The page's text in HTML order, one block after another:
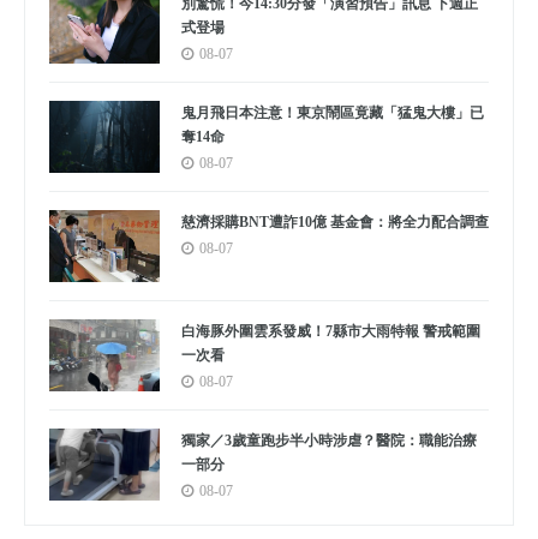
式登場
08-07
鬼月飛日本注意！東京鬧區竟藏「猛鬼大樓」已
奪14命
08-07
慈濟採購BNT遭詐10億 基金會：將全力配合調查
08-07
白海豚外圍雲系發威！7縣市大雨特報 警戒範圍
一次看
08-07
獨家／3歲童跑步半小時涉虐？醫院：職能治療
一部分
08-07